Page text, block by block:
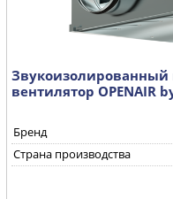
вентилятор OPENAIR
Бренд
Страна производства